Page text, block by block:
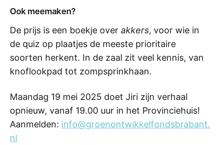
Ook meemaken?
De prijs is een boekje over akkers, voor wie in
de quiz op plaatjes de meeste prioritaire
soorten herkent. In de zaal zit veel kennis, van
knoflookpad tot zompsprinkhaan.
Maandag 19 mei 2025 doet Jiri zijn verhaal
opnieuw, vanaf 19.00 uur in het Provinciehuis!
Aanmelden: info@groenontwikkelfondsbrabant.
nl